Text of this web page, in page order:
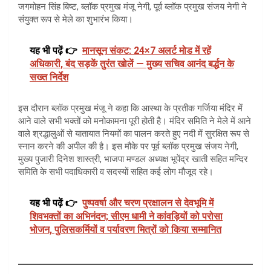
जगमोहन सिंह बिष्ट, ब्लॉक प्रमुख मंजू नेगी, पूर्व ब्लॉक प्रमुख संजय नेगी ने
संयुक्त रूप से मेले का शुभारंभ किया।
यह भी पढ़ें 👉 मानसून संकट: 24×7 अलर्ट मोड में रहें
अधिकारी, बंद सड़कें तुरंत खोलें — मुख्य सचिव आनंद बर्द्धन के
सख्त निर्देश
इस दौरान ब्लॉक प्रमुख मंजू ने कहा कि आस्था के प्रतीक गर्जिया मंदिर में
आने वाले सभी भक्तों को मनोकामना पूरी होती है। मंदिर समिति ने मेले में आने
वाले श्रद्धालुओं से यातायात नियमों का पालन करते हुए नदी में सुरक्षित रूप से
स्नान करने की अपील की है। इस मौके पर पूर्व ब्लॉक प्रमुख संजय नेगी,
मुख्य पुजारी दिनेश शास्त्री, भाजपा मण्डल अध्यक्ष भूपेंद्र खाती सहित मन्दिर
समिति के सभी पदाधिकारी व सदस्यों सहित कई लोग मौजूद रहे।
यह भी पढ़ें 👉 पुष्पवर्षा और चरण प्रक्षालन से देवभूमि में
शिवभक्तों का अभिनंदन; सीएम धामी ने कांवड़ियों को परोसा
भोजन, पुलिसकर्मियों व पर्यावरण मित्रों को किया सम्मानित